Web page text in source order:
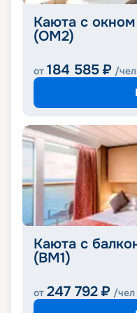
Каюта с
(OM2)
от 184 585 ₽ /чел
Каюта с
(BM1)
от 247 792 ₽ /чел